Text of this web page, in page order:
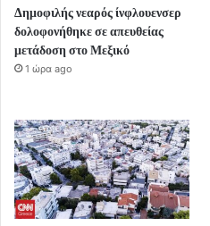
Δημοφιλής νεαρός ίνφλουενσερ
δολοφονήθηκε σε απευθείας
μετάδοση στο Μεξικό
1 ώρα ago